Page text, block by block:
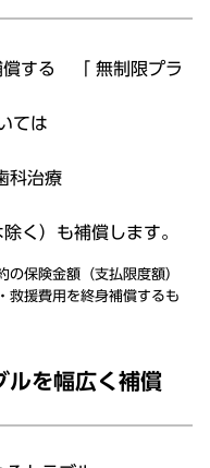
償する 「 無制限プラ
ては
科治療
く）も補償します。
保険金額（支払限度額）
救援費用を終身補償するも
ルを幅広く補償